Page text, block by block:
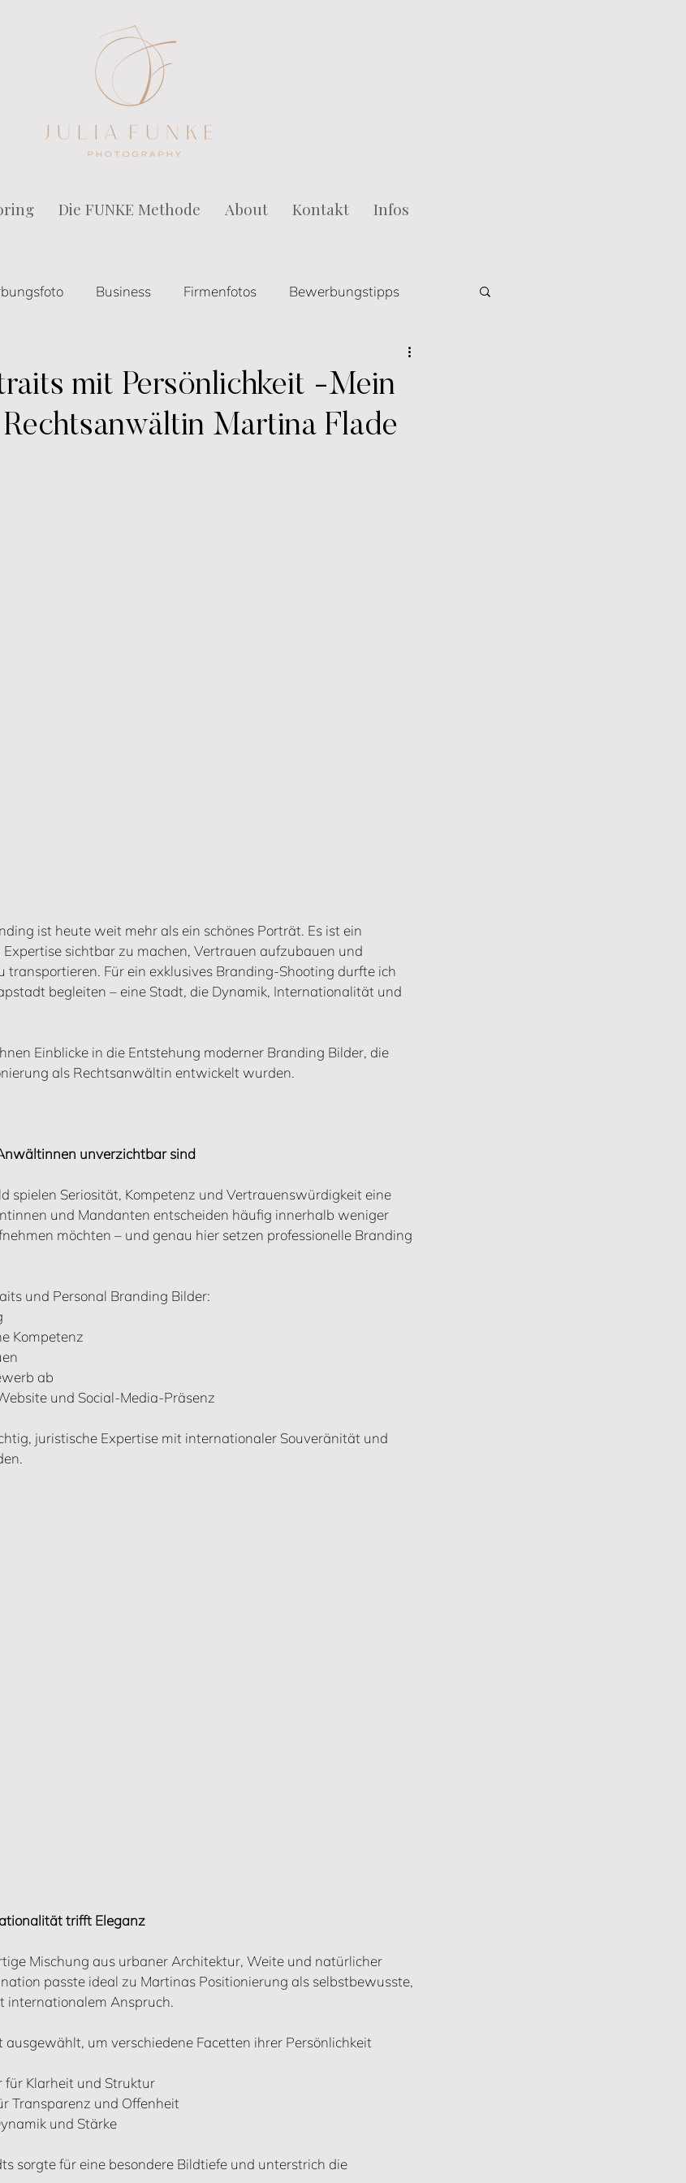
Die FUNKE Methode About Kontakt Infos
Business Firmenfotos Bewerbungstipps
mit Persönlichkeit -Mein
Martina Flade
ist heute weit mehr als ein schönes Porträt. Es ist ein
sichtbar zu machen, Vertrauen aufzubauen und
transportieren. Für ein exklusives Branding-Shooting durfte ich
begleiten – eine Stadt, die Dynamik, Internationalität und
Einblicke in die Entstehung moderner Branding Bilder, die
als Rechtsanwältin entwickelt wurden.
unverzichtbar sind
spielen Seriosität, Kompetenz und Vertrauenswürdigkeit eine
und Mandanten entscheiden häufig innerhalb weniger
möchten – und genau hier setzen professionelle Branding
und Personal Branding Bilder:
Kompetenz
ab
und Social-Media-Präsenz
juristische Expertise mit internationaler Souveränität und
trifft Eleganz
Mischung aus urbaner Architektur, Weite und natürlicher
passte ideal zu Martinas Positionierung als selbstbewusste,
internationalem Anspruch.
um verschiedene Facetten ihrer Persönlichkeit
für Klarheit und Struktur
Transparenz und Offenheit
und Stärke
sorgte für eine besondere Bildtiefe und unterstrich die